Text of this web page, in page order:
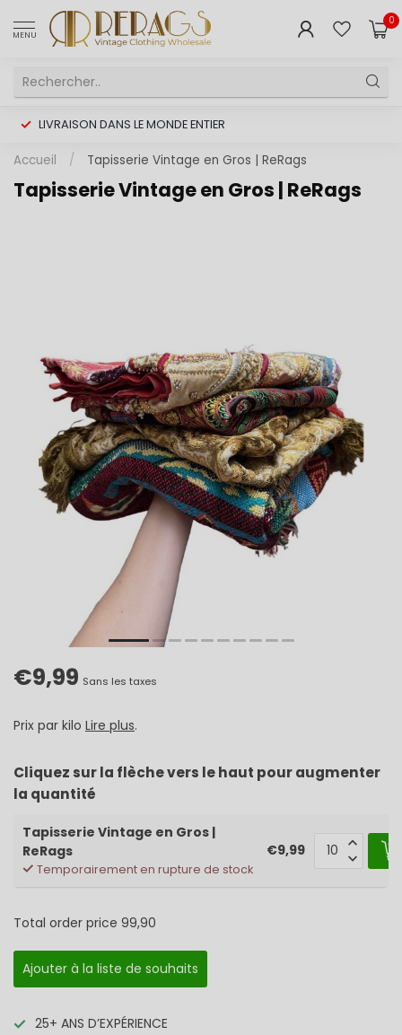
MENU
0
LIVRAISON DANS LE MONDE ENTIER
Accueil / Tapisserie Vintage en Gros | ReRags
Tapisserie Vintage en Gros | ReRags
€9,99 Sans les taxes
Prix par kilo Lire plus.
Cliquez sur la flèche vers le haut pour augmenter
la quantité
Tapisserie Vintage en Gros |
ReRags
Temporairement en rupture de stock
€9,99
Total order price 99,90
Ajouter à la liste de souhaits
25+ ANS D’EXPÉRIENCE